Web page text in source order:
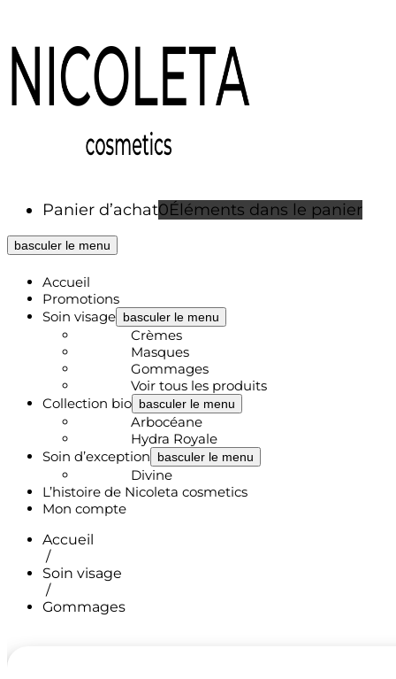
Panier d’achat0Éléments dans le panier
basculer le menu
Accueil
Promotions
Soin visage basculer le menu
Crèmes
Masques
Gommages
Voir tous les produits
Collection bio basculer le menu
Arbocéane
Hydra Royale
Soin d’exception
basculer le menu
Divine
L’histoire de Nicoleta cosmetics
Mon compte
Accueil
/
Soin visage
/
Gommages